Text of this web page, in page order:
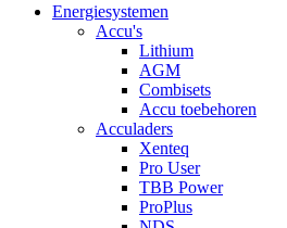
Energiesystemen
Accu's
Lithium
AGM
Combisets
Accu toebehoren
Acculaders
Xenteq
Pro User
TBB Power
ProPlus